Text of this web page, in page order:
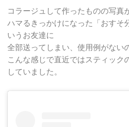
コラージュして作ったものの写真
ハマるきっかけになった「おすそ
いうお友達に
全部送ってしまい、使用例がない
こんな感じで直近ではスティック
していました。